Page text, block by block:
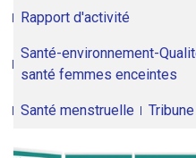
Rapport d'activité
Santé-environnement-
santé femmes enceintes
Santé menstruelle